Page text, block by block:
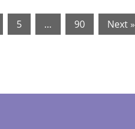
5 … 90 Next »